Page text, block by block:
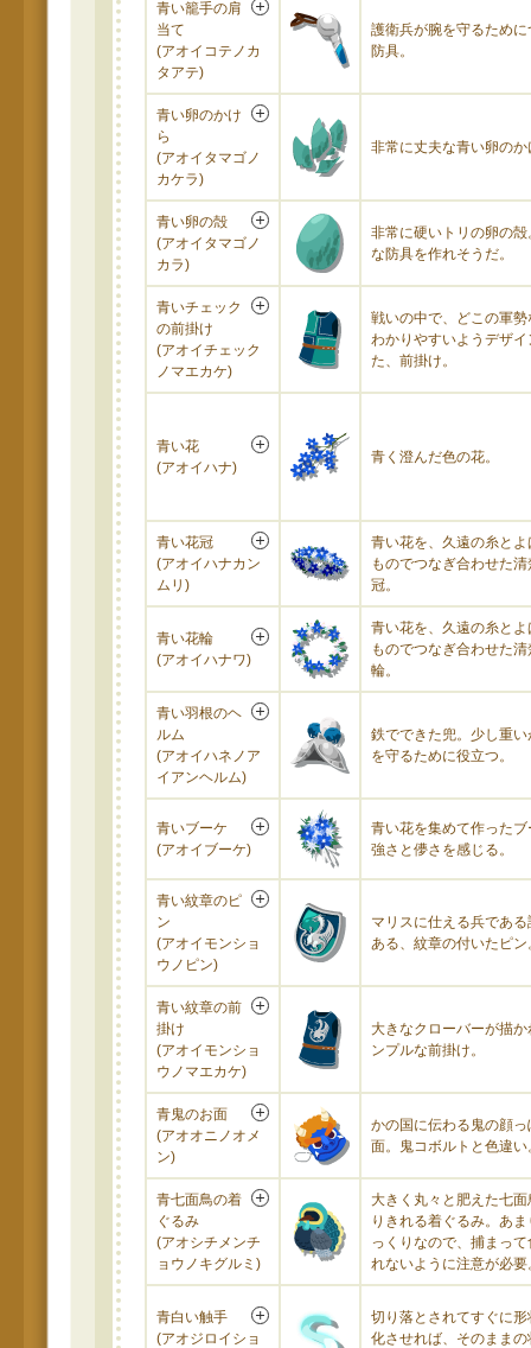
青い籠手の肩
当て
(アオイコテノカ
タアテ)
護衛兵が腕を守るために
防具。
青い卵のかけ
ら
(アオイタマゴノ
カケラ)
非常に丈夫な青い卵のか
青い卵の殻
(アオイタマゴノ
カラ)
非常に硬いトリの卵の殻
な防具を作れそうだ。
青いチェック
の前掛け
(アオイチェック
ノマエカケ)
戦いの中で、どこの軍勢
わかりやすいようデザイ
た、前掛け。
青い花
(アオイハナ)
青く澄んだ色の花。
青い花冠
(アオイハナカン
ムリ)
青い花を、久遠の糸とよ
ものでつなぎ合わせた
冠。
青い花輪
(アオイハナワ)
青い花を、久遠の糸とよ
ものでつなぎ合わせた
輪。
青い羽根のヘ
ルム
(アオイハネノア
イアンヘルム)
鉄でできた兜。少し重い
を守るために役立つ。
青いブーケ
(アオイブーケ)
青い花を集めて作ったブ
強さと儚さを感じる。
青い紋章のピ
ン
(アオイモンショ
ウノピン)
マリスに仕える兵である
ある、紋章の付いたピン
青い紋章の前
掛け
(アオイモンショ
ウノマエカケ)
大きなクローバーが描か
ンプルな前掛け。
青鬼のお面
(アオオニノオメ
ン)
かの国に伝わる鬼の顔っ
面。鬼コボルトと色違い
青七面鳥の着
ぐるみ
(アオシチメンチ
ョウノキグルミ)
大きく丸々と肥えた七面
りきれる着ぐるみ。あ
っくりなので、捕まって
れないように注意が必要
青白い触手
(アオジロイショ
切り落とされてすぐに形
化させれば、そのままの